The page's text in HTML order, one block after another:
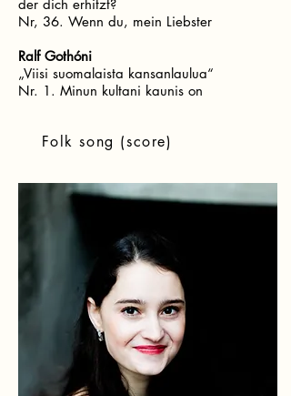
der dich erhitzt?
Nr, 36. Wenn du, mein Liebster
Ralf Gothóni
„Viisi suomalaista kansanlaulua“
Nr. 1. Minun kultani kaunis on
Folk song (score)